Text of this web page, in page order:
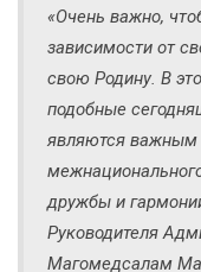
«Очень важно,
зависимости от
свою Родину. В
подобные
являются важным
дружбы и
Руководителя
Магомедсалам